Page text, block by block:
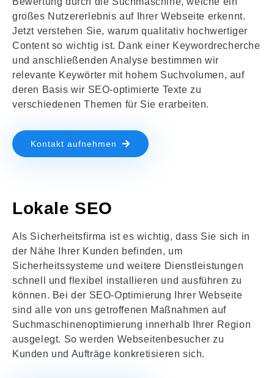
großes Nutzererlebnis auf Ihrer Webseite erkennt.
Jetzt verstehen Sie, warum qualitativ hochwertiger
Content so wichtig ist. Dank einer Keywordrecherche
und anschließenden Analyse bestimmen wir
relevante Keywörter mit hohem Suchvolumen, auf
deren Basis wir SEO-optimierte Texte zu
verschiedenen Themen für Sie erarbeiten.
Kontakt aufnehmen
Lokale SEO
Als Sicherheitsfirma ist es wichtig, dass Sie sich in
der Nähe Ihrer Kunden befinden, um
Sicherheitssysteme und weitere Dienstleistungen
schnell und flexibel installieren und ausführen zu
können. Bei der SEO-Optimierung Ihrer Webseite
sind alle von uns getroffenen Maßnahmen auf
Suchmaschinenoptimierung innerhalb Ihrer Region
ausgelegt. So werden Webseitenbesucher zu
Kunden und Aufträge konkretisieren sich.